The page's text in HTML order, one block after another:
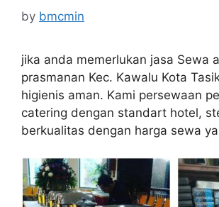
by bmcmin
jika anda memerlukan jasa Sewa
prasmanan Kec. Kawalu Kota
higienis aman. Kami persewaan
catering dengan standart hotel,
berkualitas dengan harga sewa